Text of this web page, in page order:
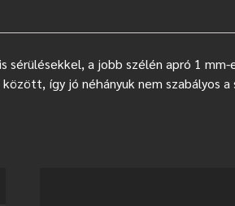
sérülésekkel, a jobb szélén apró 1
így jó néhányuk nem szabályos a